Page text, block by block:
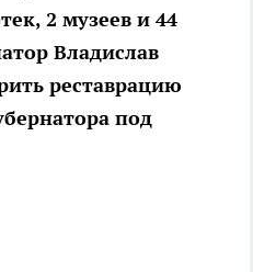
2 музеев и 44
Владислав
реставрацию
под